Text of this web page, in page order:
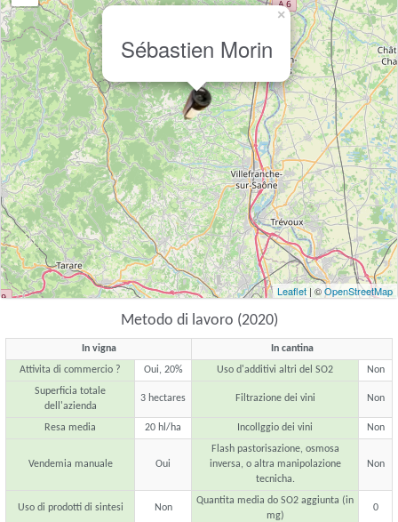
Sébastien Morin
×
Leaflet | ©OpenStreetMap
Metodo di lavoro (2020)
In vigna
In cantina
Attivita di commercio ?
Oui, 20% Uso d'additivi altri del SO2
Non
Superficia totale
dell'azienda
3 hectares Filtrazione dei vini Non
Resa media 20 hl/ha Incollggio dei vini Non
Vendemia manuale Oui
Flash pastorisazione, osmosa
inversa, o altra manipolazione
tecnicha.
Non
Uso di prodotti di sintesi Non
Quantita media do SO2 aggiunta (in
mg)
0